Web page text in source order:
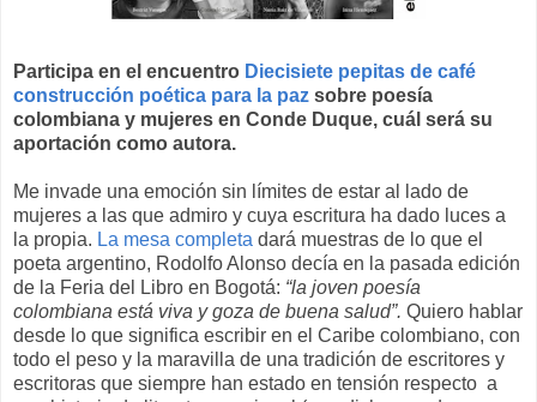
Participa en el encuentro Diecisiete pepitas de café
construcción poética para la paz sobre poesía
colombiana y mujeres en Conde Duque, cuál será su
aportación como autora.
Me invade una emoción sin límites de estar al lado de
mujeres a las que admiro y cuya escritura ha dado luces a
la propia. La mesa completa dará muestras de lo que el
poeta argentino, Rodolfo Alonso decía en la pasada edición
de la Feria del Libro en Bogotá: “la joven poesía
colombiana está viva y goza de buena salud”. Quiero hablar
desde lo que significa escribir en el Caribe colombiano, con
todo el peso y la maravilla de una tradición de escritores y
escritoras que siempre han estado en tensión respecto a